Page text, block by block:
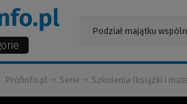
Profinfo.pl Serie Szkolenia (książki i